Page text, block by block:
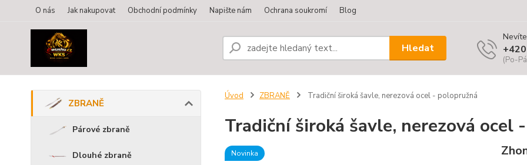
O nás Jak nakupovat Obchodní podmínky Napište nám Ochrana soukromí Blog
Hledat
(Po-
ZBRANĚ
Párové zbraně
Dlouhé zbraně
Úvod ZBRANĚ Tradiční široká šavle, nerezová ocel - polopružná
Tradiční široká šavle, nerezová ocel
Novinka